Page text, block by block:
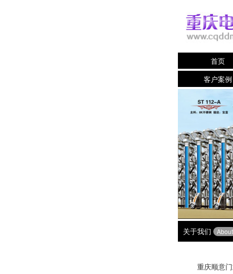
首页
客户案例
关于我们 About
重庆顺意门